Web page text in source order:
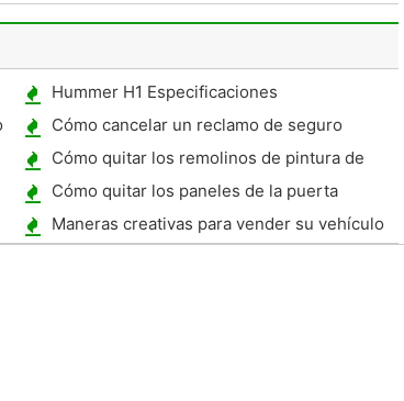
simplemente increíble!
Hummer H1 Especificaciones
Cómo cancelar un reclamo de seguro
Cómo quitar los remolinos de pintura de
coches
Cómo quitar los paneles de la puerta
trasera en un Audi A4 2002
Maneras creativas para vender su vehículo